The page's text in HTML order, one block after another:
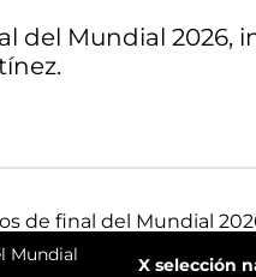
del Mundial 2026,
Mundial
X selección